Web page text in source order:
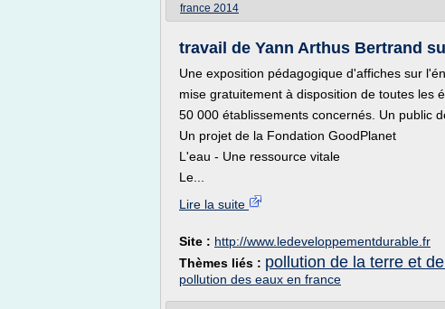
france 2014
travail de Yann Arthus Bertrand
Une exposition pédagogique d'affiches sur
mise gratuitement à disposition de toutes les
50 000 établissements concernés. Un public
Un projet de la Fondation GoodPlanet
L'eau - Une ressource vitale
Le...
Lire la suite
Site : http://www.ledeveloppementdurable.fr
Thèmes liés : pollution de la terre et
pollution des eaux en france